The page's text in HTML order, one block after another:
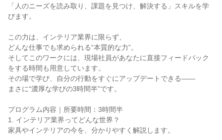
「人のニーズを読み取り、課題を見つけ、解決する」スキルを学
びます。
この力は、インテリア業界に限らず、
どんな仕事でも求められる“本質的な力”。
そしてこのワークには、現場社員があなたに直接フィードバック
をする時間も用意しています。
その場で学び、自分の行動をすぐにアップデートできる――
まさに“濃厚な学びの3時間半”です。
プログラム内容｜所要時間：3時間半
1. インテリア業界ってどんな世界？
家具やインテリアの今を、分かりやすく解説します。